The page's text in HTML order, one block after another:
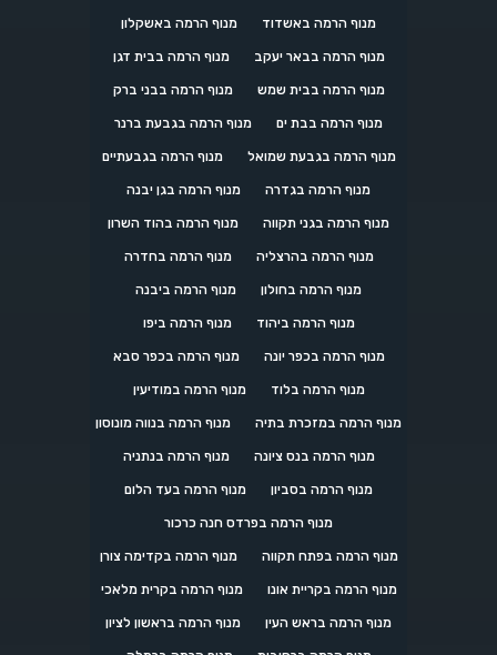
מנוף הרמה באשדוד מנוף הרמה באשקלון
מנוף הרמה בבאר יעקב מנוף הרמה בבית דגן
מנוף הרמה בבית שמש מנוף הרמה בבני ברק
מנוף הרמה בבת ים מנוף הרמה בגבעת ברנר
מנוף הרמה בגבעת שמואל מנוף הרמה בגבעתיים
מנוף הרמה בגדרה מנוף הרמה בגן יבנה
מנוף הרמה בגני תקווה מנוף הרמה בהוד השרון
מנוף הרמה בהרצליה מנוף הרמה בחדרה
מנוף הרמה בחולון מנוף הרמה ביבנה
מנוף הרמה ביהוד מנוף הרמה ביפו
מנוף הרמה בכפר יונה מנוף הרמה בכפר סבא
מנוף הרמה בלוד מנוף הרמה במודיעין
מנוף הרמה במזכרת בתיה מנוף הרמה בנווה מונוסון
מנוף הרמה בנס ציונה מנוף הרמה בנתניה
מנוף הרמה בסביון מנוף הרמה בעד הלום
מנוף הרמה בפרדס חנה כרכור
מנוף הרמה בפתח תקווה מנוף הרמה בקדימה צורן
מנוף הרמה בקריית אונו מנוף הרמה בקרית מלאכי
מנוף הרמה בראש העין מנוף הרמה בראשון לציון